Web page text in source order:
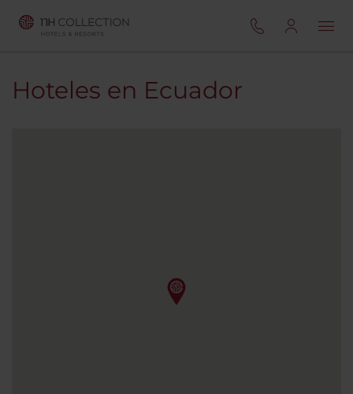
Hoteles en Ecuador